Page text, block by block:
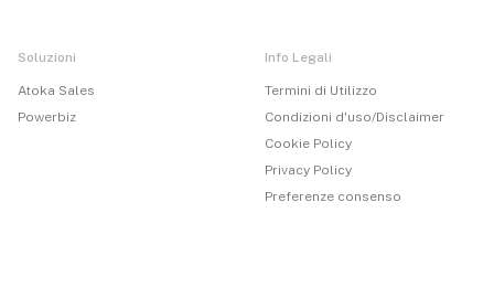
Soluzioni
Atoka Sales
Powerbiz
Info Legali
Termini di Utilizzo
Condizioni d'uso/Disclaimer
Cookie Policy
Privacy Policy
Preferenze consenso